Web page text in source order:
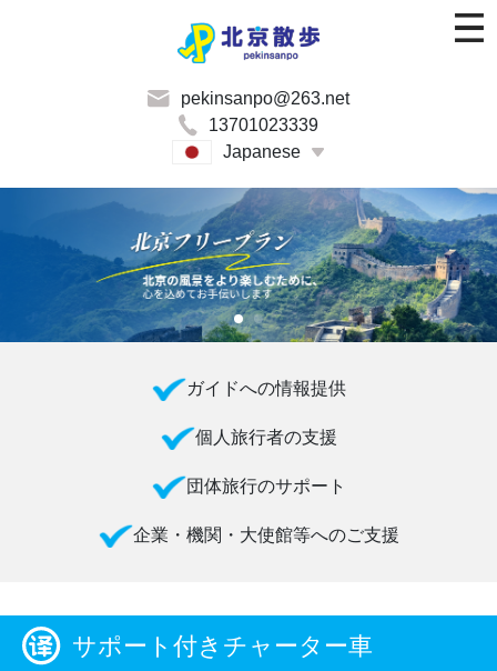
pekinsanpo@263.net
13701023339
Japanese
ガイドへの情報提供
個人旅行者の支援
団体旅行のサポート
企業・機関・大使館等へのご支援
サポート付きチャーター車